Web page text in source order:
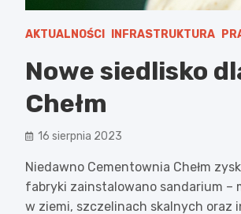
AKTUALNOŚCI INFRASTRUKTURA
Nowe siedlisko
Chełm
16 sierpnia 2023
Niedawno Cementownia Chełm
fabryki zainstalowano sandarium –
w ziemi, szczelinach skalnych oraz